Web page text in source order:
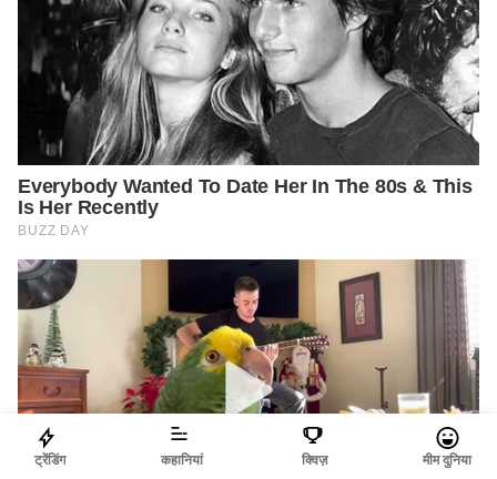
ट्रेंडिंग कहानियां क्विज़ मीम दुनिया